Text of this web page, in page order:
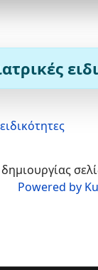
Powered by